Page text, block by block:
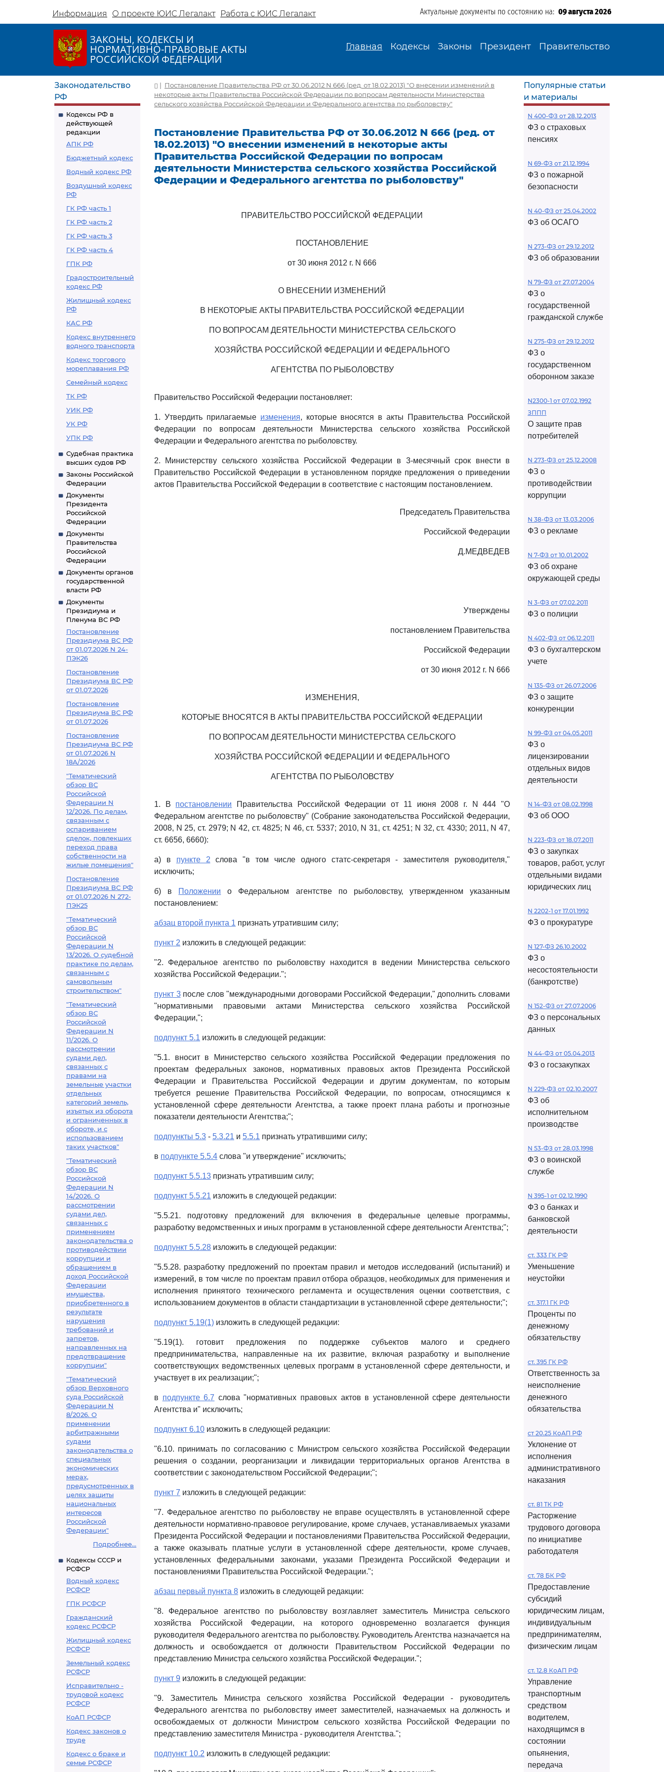
Информация О проекте ЮИС Легалакт Работа с ЮИС Легалакт Актуальные документы по состоянию на: 09 августа 2026
ЗАКОНЫ, КОДЕКСЫ И
НОРМАТИВНО-ПРАВОВЫЕ АКТЫ
РОССИЙСКОЙ ФЕДЕРАЦИИ
Главная Кодексы Законы Президент Правительство
Законодательство
РФ
Кодексы РФ в
действующей
редакции
АПК РФ
Бюджетный кодекс
Водный кодекс РФ
Воздушный кодекс
РФ
ГК РФ часть 1
ГК РФ часть 2
ГК РФ часть 3
ГК РФ часть 4
ГПК РФ
Градостроительный
кодекс РФ
Жилищный кодекс
РФ
КАС РФ
Кодекс внутреннего
водного транспорта
Кодекс торгового
мореплавания РФ
Семейный кодекс
ТК РФ
УИК РФ
УК РФ
УПК РФ
Судебная практика
высших судов РФ
Законы Российской
Федерации
Документы
Президента
Российской
Федерации
Документы
Правительства
Российской
Федерации
Документы органов
государственной
власти РФ
Документы
Президиума и
Пленума ВС РФ
Постановление
Президиума ВС РФ
от 01.07.2026 N 24-
ПЭК26
Постановление
Президиума ВС РФ
от 01.07.2026
Постановление
Президиума ВС РФ
от 01.07.2026
Постановление
Президиума ВС РФ
от 01.07.2026 N
18А/2026
"Тематический
обзор ВС
Российской
Федерации N
12/2026. По делам,
связанным с
оспариванием
сделок, повлекших
переход права
собственности на
жилые помещения"
Постановление
Президиума ВС РФ
от 01.07.2026 N 272-
ПЭК25
"Тематический
обзор ВС
Российской
Федерации N
13/2026. О судебной
практике по делам,
связанным с
самовольным
строительством"
"Тематический
обзор ВС
Российской
Федерации N
11/2026. О
рассмотрении
судами дел,
связанных с
правами на
земельные участки
отдельных
категорий земель,
изъятых из оборота
и ограниченных в
обороте, и с
использованием
таких участков"
"Тематический
обзор ВС
Российской
Федерации N
14/2026. О
рассмотрении
судами дел,
связанных с
применением
законодательства о
противодействии
коррупции и
обращением в
доход Российской
Федерации
имущества,
приобретенного в
результате
нарушения
требований и
запретов,
направленных на
предотвращение
коррупции"
"Тематический
обзор Верховного
суда Российской
Федерации N
8/2026. О
применении
арбитражными
судами
законодательства о
специальных
экономических
мерах,
предусмотренных в
целях защиты
национальных
интересов
Российской
Федерации"
Подробнее...
Кодексы СССР и
РСФСР
Водный кодекс
РСФСР
ГПК РСФСР
Гражданский
кодекс РСФСР
Жилищный кодекс
РСФСР
Земельный кодекс
РСФСР
Исправительно -
трудовой кодекс
РСФСР
КоАП РСФСР
Кодекс законов о
труде
Кодекс о браке и
семье РСФСР
| Постановление Правительства РФ от 30.06.2012 N 666 (ред. от 18.02.2013) "О внесении изменений в
некоторые акты Правительства Российской Федерации по вопросам деятельности Министерства
сельского хозяйства Российской Федерации и Федерального агентства по рыболовству"
Постановление Правительства РФ от 30.06.2012 N 666 (ред. от
18.02.2013) "О внесении изменений в некоторые акты
Правительства Российской Федерации по вопросам
деятельности Министерства сельского хозяйства Российской
Федерации и Федерального агентства по рыболовству"
ПРАВИТЕЛЬСТВО РОССИЙСКОЙ ФЕДЕРАЦИИ
ПОСТАНОВЛЕНИЕ
от 30 июня 2012 г. N 666
О ВНЕСЕНИИ ИЗМЕНЕНИЙ
В НЕКОТОРЫЕ АКТЫ ПРАВИТЕЛЬСТВА РОССИЙСКОЙ ФЕДЕРАЦИИ
ПО ВОПРОСАМ ДЕЯТЕЛЬНОСТИ МИНИСТЕРСТВА СЕЛЬСКОГО
ХОЗЯЙСТВА РОССИЙСКОЙ ФЕДЕРАЦИИ И ФЕДЕРАЛЬНОГО
АГЕНТСТВА ПО РЫБОЛОВСТВУ
Правительство Российской Федерации постановляет:
1. Утвердить прилагаемые изменения, которые вносятся в акты Правительства Российской
Федерации по вопросам деятельности Министерства сельского хозяйства Российской
Федерации и Федерального агентства по рыболовству.
2. Министерству сельского хозяйства Российской Федерации в 3-месячный срок внести в
Правительство Российской Федерации в установленном порядке предложения о приведении
актов Правительства Российской Федерации в соответствие с настоящим постановлением.
Председатель Правительства
Российской Федерации
Д.МЕДВЕДЕВ
Утверждены
постановлением Правительства
Российской Федерации
от 30 июня 2012 г. N 666
ИЗМЕНЕНИЯ,
КОТОРЫЕ ВНОСЯТСЯ В АКТЫ ПРАВИТЕЛЬСТВА РОССИЙСКОЙ ФЕДЕРАЦИИ
ПО ВОПРОСАМ ДЕЯТЕЛЬНОСТИ МИНИСТЕРСТВА СЕЛЬСКОГО
ХОЗЯЙСТВА РОССИЙСКОЙ ФЕДЕРАЦИИ И ФЕДЕРАЛЬНОГО
АГЕНТСТВА ПО РЫБОЛОВСТВУ
1. В постановлении Правительства Российской Федерации от 11 июня 2008 г. N 444 "О
Федеральном агентстве по рыболовству" (Собрание законодательства Российской Федерации,
2008, N 25, ст. 2979; N 42, ст. 4825; N 46, ст. 5337; 2010, N 31, ст. 4251; N 32, ст. 4330; 2011, N 47,
ст. 6656, 6660):
а) в пункте 2 слова "в том числе одного статс-секретаря - заместителя руководителя,"
исключить;
б) в Положении о Федеральном агентстве по рыболовству, утвержденном указанным
постановлением:
абзац второй пункта 1 признать утратившим силу;
пункт 2 изложить в следующей редакции:
"2. Федеральное агентство по рыболовству находится в ведении Министерства сельского
хозяйства Российской Федерации.";
пункт 3после слов "международными договорами Российской Федерации," дополнить словами
"нормативными правовыми актами Министерства сельского хозяйства Российской
Федерации,";
подпункт 5.1 изложить в следующей редакции:
"5.1. вносит в Министерство сельского хозяйства Российской Федерации предложения по
проектам федеральных законов, нормативных правовых актов Президента Российской
Федерации и Правительства Российской Федерации и другим документам, по которым
требуется решение Правительства Российской Федерации, по вопросам, относящимся к
установленной сфере деятельности Агентства, а также проект плана работы и прогнозные
показатели деятельности Агентства;";
подпункты 5.3 - 5.3.21 и 5.5.1 признать утратившими силу;
в подпункте 5.5.4 слова "и утверждение" исключить;
подпункт 5.5.13 признать утратившим силу;
подпункт 5.5.21 изложить в следующей редакции:
"5.5.21. подготовку предложений для включения в федеральные целевые программы,
разработку ведомственных и иных программ в установленной сфере деятельности Агентства;";
подпункт 5.5.28 изложить в следующей редакции:
"5.5.28. разработку предложений по проектам правил и методов исследований (испытаний) и
измерений, в том числе по проектам правил отбора образцов, необходимых для применения и
исполнения принятого технического регламента и осуществления оценки соответствия, с
использованием документов в области стандартизации в установленной сфере деятельности;";
подпункт 5.19(1) изложить в следующей редакции:
"5.19(1). готовит предложения по поддержке субъектов малого и среднего
предпринимательства, направленные на их развитие, включая разработку и выполнение
соответствующих ведомственных целевых программ в установленной сфере деятельности, и
участвует в их реализации;";
в подпункте 6.7 слова "нормативных правовых актов в установленной сфере деятельности
Агентства и" исключить;
подпункт 6.10 изложить в следующей редакции:
"6.10. принимать по согласованию с Министром сельского хозяйства Российской Федерации
решения о создании, реорганизации и ликвидации территориальных органов Агентства в
соответствии с законодательством Российской Федерации;";
пункт 7 изложить в следующей редакции:
"7. Федеральное агентство по рыболовству не вправе осуществлять в установленной сфере
деятельности нормативно-правовое регулирование, кроме случаев, устанавливаемых указами
Президента Российской Федерации и постановлениями Правительства Российской Федерации,
а также оказывать платные услуги в установленной сфере деятельности, кроме случаев,
установленных федеральными законами, указами Президента Российской Федерации и
постановлениями Правительства Российской Федерации.";
абзац первый пункта 8 изложить в следующей редакции:
"8. Федеральное агентство по рыболовству возглавляет заместитель Министра сельского
хозяйства Российской Федерации, на которого одновременно возлагается функция
руководителя Федерального агентства по рыболовству. Руководитель Агентства назначается на
должность и освобождается от должности Правительством Российской Федерации по
представлению Министра сельского хозяйства Российской Федерации.";
пункт 9 изложить в следующей редакции:
"9. Заместитель Министра сельского хозяйства Российской Федерации - руководитель
Федерального агентства по рыболовству имеет заместителей, назначаемых на должность и
освобождаемых от должности Министром сельского хозяйства Российской Федерации по
представлению заместителя Министра - руководителя Агентства.";
подпункт 10.2 изложить в следующей редакции:
Популярные статьи
и материалы
N 400-ФЗ от 28.12.2013
ФЗ о страховых
пенсиях
N 69-ФЗ от 21.12.1994
ФЗ о пожарной
безопасности
N 40-ФЗ от 25.04.2002
ФЗ об ОСАГО
N 273-ФЗ от 29.12.2012
ФЗ об образовании
N 79-ФЗ от 27.07.2004
ФЗ о
государственной
гражданской службе
N 275-ФЗ от 29.12.2012
ФЗ о
государственном
оборонном заказе
N2300-1 от 07.02.1992
ЗППП
О защите прав
потребителей
N 273-ФЗ от 25.12.2008
ФЗ о
противодействии
коррупции
N 38-ФЗ от 13.03.2006
ФЗ о рекламе
N 7-ФЗ от 10.01.2002
ФЗ об охране
окружающей среды
N 3-ФЗ от 07.02.2011
ФЗ о полиции
N 402-ФЗ от 06.12.2011
ФЗ о бухгалтерском
учете
N 135-ФЗ от 26.07.2006
ФЗ о защите
конкуренции
N 99-ФЗ от 04.05.2011
ФЗ о
лицензировании
отдельных видов
деятельности
N 14-ФЗ от 08.02.1998
ФЗ об ООО
N 223-ФЗ от 18.07.2011
ФЗ о закупках
товаров, работ, услуг
отдельными видами
юридических лиц
N 2202-1 от 17.01.1992
ФЗ о прокуратуре
N 127-ФЗ 26.10.2002
ФЗ о
несостоятельности
(банкротстве)
N 152-ФЗ от 27.07.2006
ФЗ о персональных
данных
N 44-ФЗ от 05.04.2013
ФЗ о госзакупках
N 229-ФЗ от 02.10.2007
ФЗ об
исполнительном
производстве
N 53-ФЗ от 28.03.1998
ФЗ о воинской
службе
N 395-1 от 02.12.1990
ФЗ о банках и
банковской
деятельности
ст. 333 ГК РФ
Уменьшение
неустойки
ст. 317.1 ГК РФ
Проценты по
денежному
обязательству
ст. 395 ГК РФ
Ответственность за
неисполнение
денежного
обязательства
ст 20.25 КоАП РФ
Уклонение от
исполнения
административного
наказания
ст. 81 ТК РФ
Расторжение
трудового договора
по инициативе
работодателя
ст. 78 БК РФ
Предоставление
субсидий
юридическим лицам,
индивидуальным
предпринимателям,
физическим лицам
ст. 12.8 КоАП РФ
Управление
транспортным
средством
водителем,
находящимся в
состоянии
опьянения,
передача